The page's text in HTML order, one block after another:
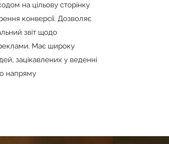
на цільову сторінку
конверсії. Дозволяє
звіт щодо
Має широку
зацікавлених у веденні
напряму